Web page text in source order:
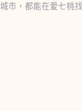
市，都能在愛七桃